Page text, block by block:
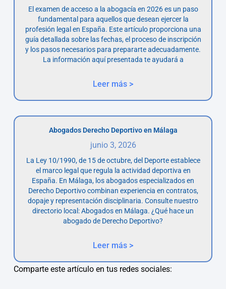
El examen de acceso a la abogacía en 2026 es un paso
fundamental para aquellos que desean ejercer la
profesión legal en España. Este artículo proporciona una
guía detallada sobre las fechas, el proceso de inscripción
y los pasos necesarios para prepararte adecuadamente.
La información aquí presentada te ayudará a
Leer más >
Abogados Derecho Deportivo en Málaga
junio 3, 2026
La Ley 10/1990, de 15 de octubre, del Deporte establece
el marco legal que regula la actividad deportiva en
España. En Málaga, los abogados especializados en
Derecho Deportivo combinan experiencia en contratos,
dopaje y representación disciplinaria. Consulte nuestro
directorio local: Abogados en Málaga. ¿Qué hace un
abogado de Derecho Deportivo?
Leer más >
Comparte este artículo en tus redes sociales: